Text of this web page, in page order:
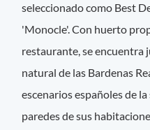
seleccionado como Best
'Monocle'. Con huerto
restaurante, se encuentra
natural de las Bardenas
escenarios españoles de
paredes de sus